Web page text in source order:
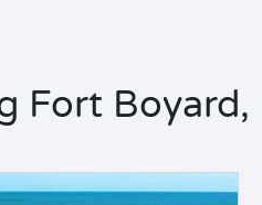
Fort